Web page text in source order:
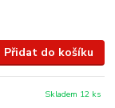
Přidat do košíku
Skladem 12 ks